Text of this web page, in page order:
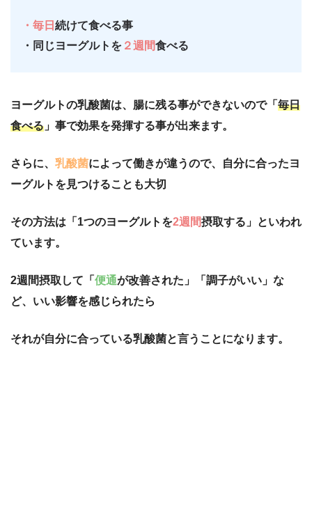
・毎日 続けて食べる事
・同じヨーグルトを ２週間食べる
ヨーグルトの乳酸菌は、腸に残る事ができないので「 毎日
食べる 」事で効果を発揮する事が出来ます。
さらに、 乳酸菌によって働きが違うので、自分に合ったヨ
ーグルトを見つけることも大切
その方法は「1つのヨーグルトを2週間摂取する」といわれ
ています。
2週間摂取して「 便通が改善された」「調子がいい」な
ど、いい影響を感じられたら
それが自分に合っている乳酸菌と言うことになります。